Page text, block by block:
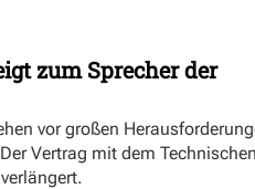
zum Sprecher der
vor großen
Vertrag mit dem